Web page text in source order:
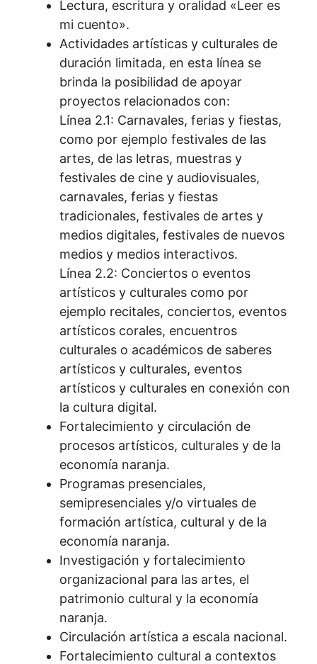
Lectura, escritura y oralidad «Leer es
mi cuento».
Actividades artísticas y culturales de
duración limitada, en esta línea se
brinda la posibilidad de apoyar
proyectos relacionados con:
Línea 2.1: Carnavales, ferias y fiestas,
como por ejemplo festivales de las
artes, de las letras, muestras y
festivales de cine y audiovisuales,
carnavales, ferias y fiestas
tradicionales, festivales de artes y
medios digitales, festivales de nuevos
medios y medios interactivos.
Línea 2.2: Conciertos o eventos
artísticos y culturales como por
ejemplo recitales, conciertos, eventos
artísticos corales, encuentros
culturales o académicos de saberes
artísticos y culturales, eventos
artísticos y culturales en conexión con
la cultura digital.
Fortalecimiento y circulación de
procesos artísticos, culturales y de la
economía naranja.
Programas presenciales,
semipresenciales y/o virtuales de
formación artística, cultural y de la
economía naranja.
Investigación y fortalecimiento
organizacional para las artes, el
patrimonio cultural y la economía
naranja.
Circulación artística a escala nacional.
Fortalecimiento cultural a contextos